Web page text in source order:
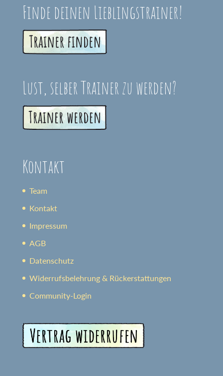
Finde deinen Lieblingstrainer!
Lust, selber Trainer zu werden?
Kontakt
Team
Kontakt
Impressum
AGB
Datenschutz
Widerrufsbelehrung & Rückerstattungen
Community-Login